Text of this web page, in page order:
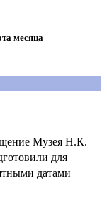
месяца
Музея Н.К.
для
датами